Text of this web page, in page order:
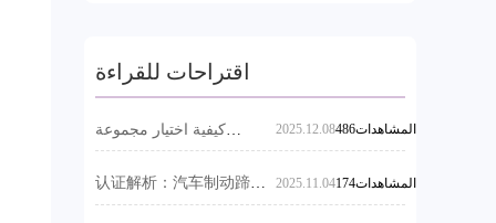
خيارات تعبئة وشحن
متنوعة، بما في ذلك
الغمر بالزيت والطلاء
لمنع الصدأ. إن نهجنا
الذي يركز على
العملاء يقبل الطلبات
اقتراحات للقراءة
كيفية اختيار مجموعة
الفرامل المناسبة للعديد من
لطريقة تحديد التوافق
2025.12.08 486المشاهدات
认证解析：汽车制动蹄片
的VCA COP审核与
2025.11.04 174المشاهدات